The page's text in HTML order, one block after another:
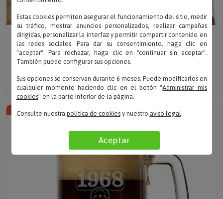
Sube tu foto y texto
FALSA PORTADA DE
REVISTA BODA DE ORO Y
Solo desde 14.90 €
Sube tu foto y texto
FALSA PORTADA DE
REVISTA PARA MUJER
TOP VENTAS
Estas cookies permiten asegurar el funcionamiento del sitio, medir
su tráfico, mostrar anuncios personalizados, realizar campañas
dirigidas, personalizar la interfaz y permitir compartir contenido en
las redes sociales. Para dar su consentimiento, haga clic en
"aceptar". Para rechazar, haga clic en "continuar sin aceptar".
También puede configurar sus opciones.
Sus opciones se conservan durante 6 meses. Puede modificarlos en
cualquier momento haciendo clic en el botón "Administrar mis
cookies" en la parte inferior de la página.
Consulte nuestra política de cookiesy nuestro aviso legal
Aceptar